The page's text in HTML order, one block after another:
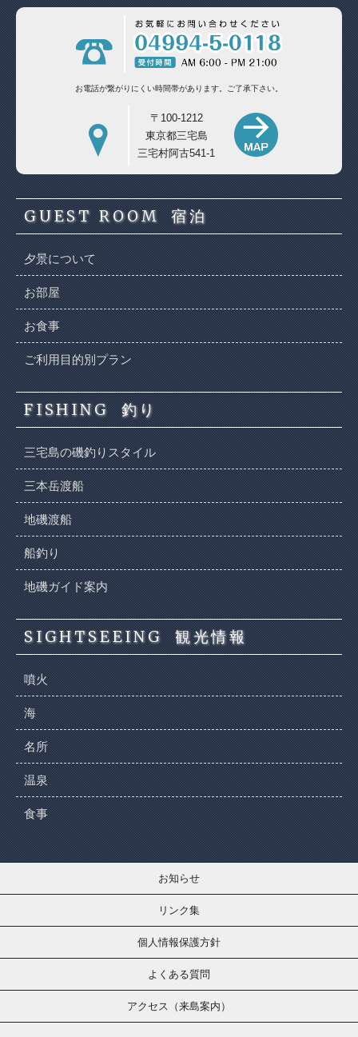
お電話が繋がりにくい時間帯があります。 ご了承下さい。
〒100-1212
東京都三宅島
三宅村阿古541-1
GUEST ROOM 宿泊
夕景について
お部屋
お食事
ご利用目的別プラン
FISHING 釣り
三宅島の磯釣りスタイル
三本岳渡船
地磯渡船
船釣り
地磯ガイド案内
SIGHTSEEING 観光情報
噴火
海
名所
温泉
食事
お知らせ
リンク集
個人情報保護方針
よくある質問
アクセス（来島案内）